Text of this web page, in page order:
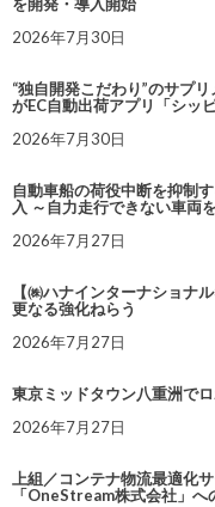
を開発・導入開始
2026年7月30日
“独自開発こだわり”のサプ
がEC自動出荷アプリ「シッ
2026年7月30日
自動車船の荷役中断を抑制
入 ～自力走行できない車両
2026年7月27日
【㈱ハナインターナショナ
更なる強化ねらう
2026年7月27日
東京ミッドタウン八重洲で
2026年7月27日
上組／コンテナ物流最適化
「OneStream株式会社」へ